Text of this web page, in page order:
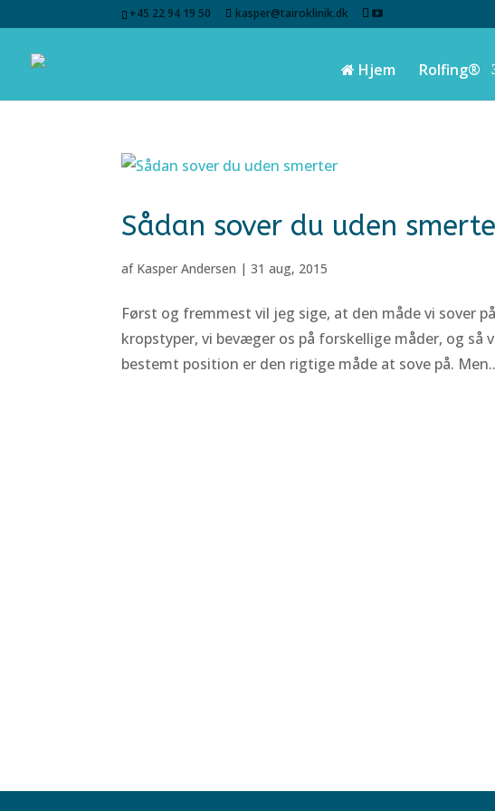
+45 22 94 19 50 kasper@tairoklinik.dk
Hjem Rolfing®
Sådan sover du uden
af Kasper Andersen |31 aug, 2015
Først og fremmest vil jeg sige, at den måde vi sover
kropstyper, vi bevæger os på forskellige måder, og
bestemt position er den rigtige måde at sove på.